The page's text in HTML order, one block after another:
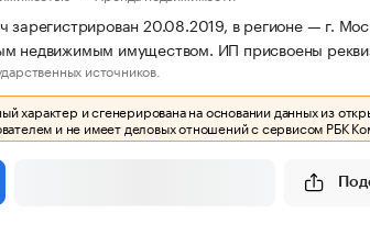
зарегистрирован 20.08.2019, в регионе — г.
недвижимым имуществом. ИП присвоены
источников.
характер и сгенерирована на основании данных из
и не имеет деловых отношений с сервисом РБК